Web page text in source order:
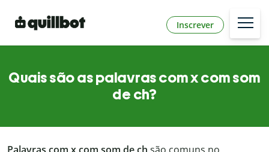
Inscrever
Quais são as palavras com x com som
de ch?